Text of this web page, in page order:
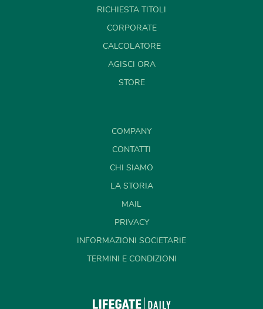
RICHIESTA TITOLI
CORPORATE
CALCOLATORE
AGISCI ORA
STORE
COMPANY
CONTATTI
CHI SIAMO
LA STORIA
MAIL
PRIVACY
INFORMAZIONI SOCIETARIE
TERMINI E CONDIZIONI